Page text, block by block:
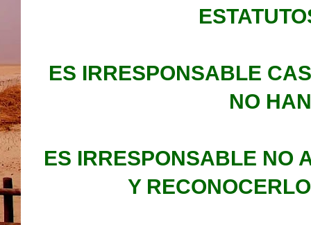
ES IRRESPONSABLE
NO
ES IRRESPONSABLE NO
Y